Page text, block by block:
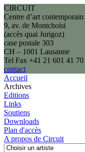
CIRCUIT
Centre d’art contemporain
9, av. de Montchoisi
(accès quai Jurigoz)
case postale 303
CH – 1001 Lausanne
Tel Fax +41 21 601 41 70
contact
Accueil
Archives
Editions
Links
Soutiens
Downloads
Plan d'accès
A propos de Circuit